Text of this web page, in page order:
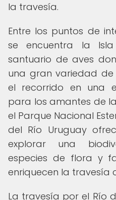
la travesía.
Entre los puntos de
se encuentra la
santuario de aves
una gran variedad de
el recorrido en una
para los amantes de
el Parque Nacional
del Río Uruguay
explorar una
especies de flora y
enriquecen la travesía
La travesía por el Río